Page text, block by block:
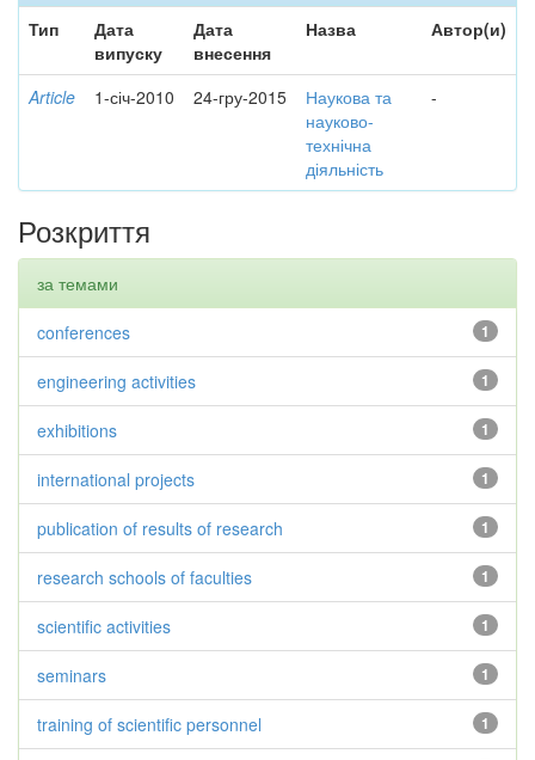
Тип
Дата
випуску
Дата
внесення
Назва Автор(и)
Article 1-січ-2010 24-гру-2015
Наукова та
науково-
технічна
діяльність
-
Розкриття
за темами
1
conferences
1
engineering activities
1
exhibitions
1
international projects
1
publication of results of research
1
research schools of faculties
1
scientific activities
1
seminars
1
training of scientific personnel